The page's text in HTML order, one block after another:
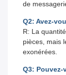
de
Q2: Avez-
R: La
pièces, mais
exonérées.
Q3: